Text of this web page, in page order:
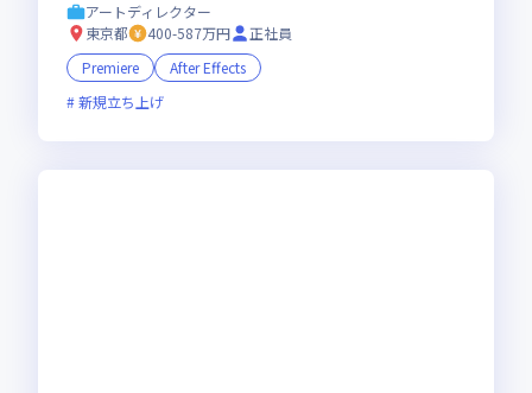
アートディレクター
東京都
400-587万円
正社員
Premiere
After Effects
新規立ち上げ